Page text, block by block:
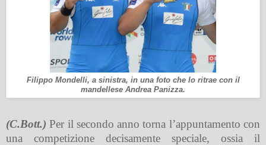
Filippo Mondelli, a sinistra, in una foto che lo ritrae con il
mandellese Andrea Panizza.
(C.Bott.) Per il secondo anno torna l’appuntamento con
una competizione decisamente speciale, ossia il